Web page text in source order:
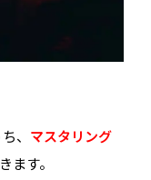
、 マスタリング
ます。